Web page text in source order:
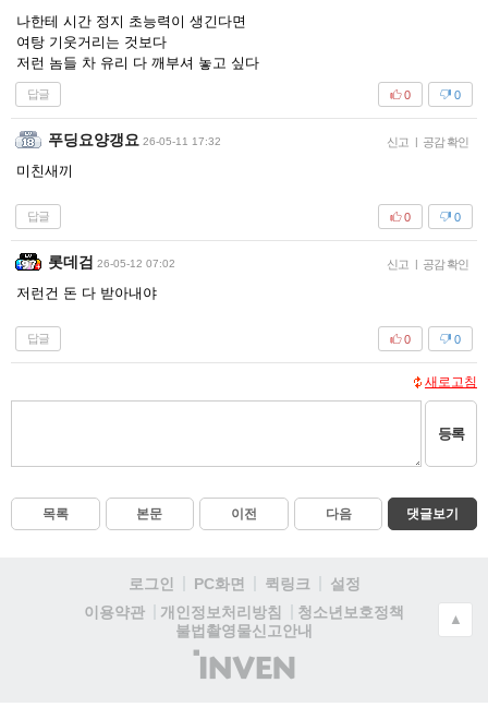
나한테 시간 정지 초능력이 생긴다면
여탕 기웃거리는 것보다
저런 놈들 차 유리 다 깨부셔 놓고 싶다
답글 0
0
푸딩요양갱요 26-05-11 17:32 신고 | 공감 확인
미친새끼
답글 0
0
롯데검 26-05-12 07:02 신고 | 공감 확인
저런건 돈 다 받아내야
답글 0
0
새로고침
등록
목록 본문 이전 다음 댓글보기
로그인 PC화면 퀵링크
설정
이용약관
개인정보처리방침
청소년보호정책
불법촬영물신고안내
(주)
인
▲